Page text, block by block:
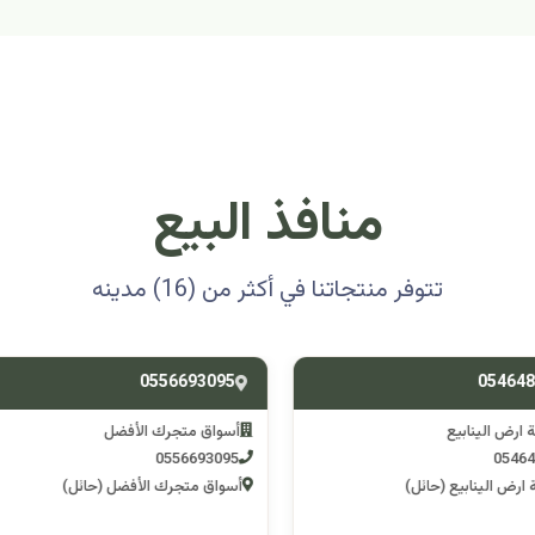
منافذ البيع
تتوفر منتجاتنا في أكثر من (16) مدينه
متجرك الأفضل
متجرك الأفضل (حائل)
0501314012
اسوق مكشات جو
0501314012
اسوق مكشات جو (الرصف)